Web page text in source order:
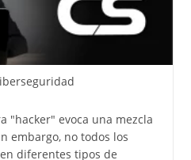
"hacker" evoca una mezcla
embargo, no todos los
diferentes tipos de